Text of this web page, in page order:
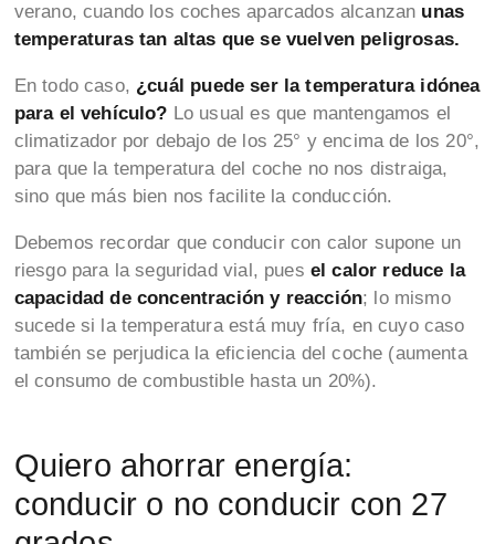
verano, cuando los coches aparcados alcanzan unas
temperaturas tan altas que se vuelven peligrosas.
En todo caso, ¿cuál puede ser la temperatura idónea
para el vehículo? Lo usual es que mantengamos el
climatizador por debajo de los 25° y encima de los 20°,
para que la temperatura del coche no nos distraiga,
sino que más bien nos facilite la conducción.
Debemos recordar que conducir con calor supone un
riesgo para la seguridad vial, pues el calor reduce la
capacidad de concentración y reacción; lo mismo
sucede si la temperatura está muy fría, en cuyo caso
también se perjudica la eficiencia del coche (aumenta
el consumo de combustible hasta un 20%).
Quiero ahorrar energía:
conducir o no conducir con 27